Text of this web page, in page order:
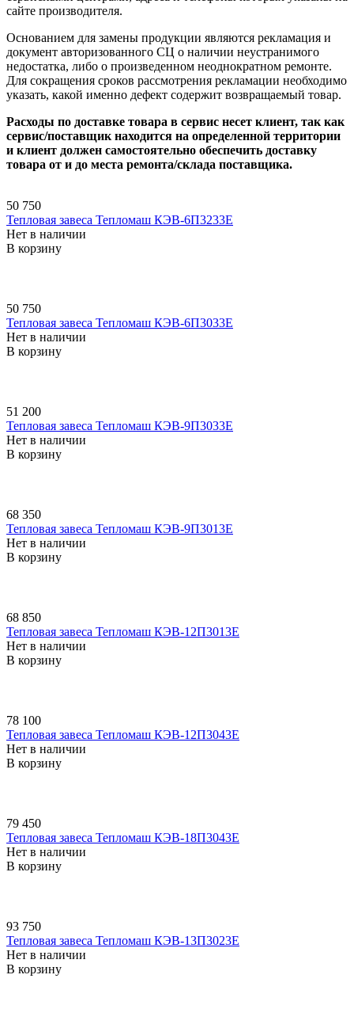
сайте производителя.
Основанием для замены продукции являются рекламация и
документ авторизованного СЦ о наличии неустранимого
недостатка, либо о произведенном неоднократном ремонте.
Для сокращения сроков рассмотрения рекламации необходимо
указать, какой именно дефект содержит возвращаемый товар.
Расходы по доставке товара в сервис несет клиент, так как
сервис/поставщик находится на определенной территории
и клиент должен самостоятельно обеспечить доставку
товара от и до места ремонта/склада поставщика.
50 750
Тепловая завеса Тепломаш КЭВ-6П3233E
Нет в наличии
В корзину
50 750
Тепловая завеса Тепломаш КЭВ-6П3033E
Нет в наличии
В корзину
51 200
Тепловая завеса Тепломаш КЭВ-9П3033E
Нет в наличии
В корзину
68 350
Тепловая завеса Тепломаш КЭВ-9П3013E
Нет в наличии
В корзину
68 850
Тепловая завеса Тепломаш КЭВ-12П3013E
Нет в наличии
В корзину
78 100
Тепловая завеса Тепломаш КЭВ-12П3043E
Нет в наличии
В корзину
79 450
Тепловая завеса Тепломаш КЭВ-18П3043E
Нет в наличии
В корзину
93 750
Тепловая завеса Тепломаш КЭВ-13П3023E
Нет в наличии
В корзину